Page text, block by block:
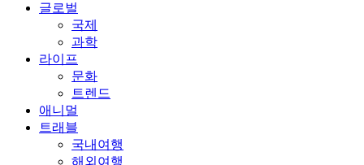
글로벌
국제
과학
라이프
문화
트렌드
애니멀
트래블
국내여행
해외여행